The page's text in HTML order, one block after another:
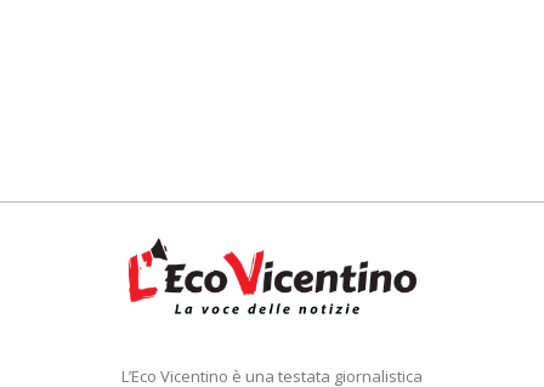
L’Eco Vicentino è una testata giornalistica